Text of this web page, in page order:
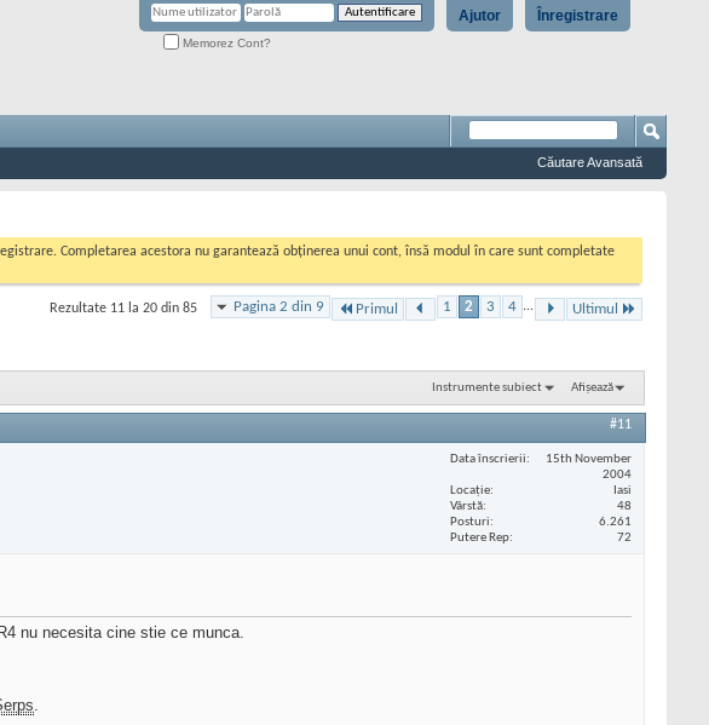
Înregistrare
Ajutor
Memorez Cont?
Căutare Avansată
Completarea acestora nu garantează obținerea unui cont, însă modul în care sunt completate
Pagina 2 din 9 Primul 1 2 3 4 ... Ultimul
Rezultate 11 la 20 din 85
Instrumente subiect Afișează
#11
Data înscrierii
15th November
2004
Locaţie
Iasi
Vârstă
48
Posturi
6.261
Putere Rep
72
nu necesita cine stie ce munca.
.